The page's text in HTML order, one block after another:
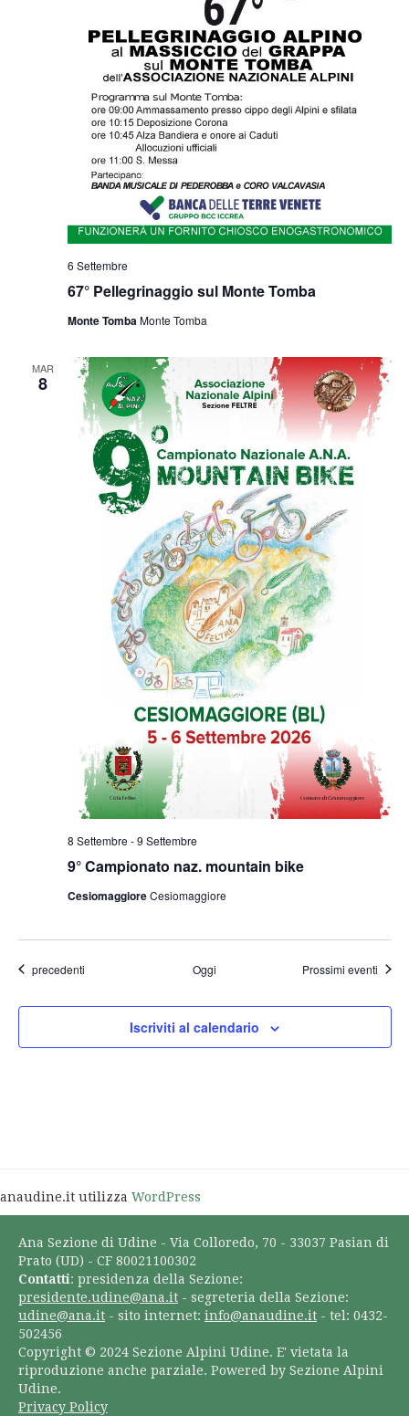
67° Pellegrinaggio sul Monte Tomba
6 Settembre
Monte TombaMonte Tomba
MAR
8
9° Campionato naz. mountain bike
8 Settembre -9 Settembre
CesiomaggioreCesiomaggiore
Eventi
precedenti Oggi Prossimi eventi
Iscriviti al calendario
anaudine.it utilizza WordPress
Ana Sezione di Udine - Via Colloredo, 70 - 33037 Pasian di
Prato (UD) - CF 80021100302
Contatti: presidenza della Sezione:
presidente.udine@ana.it - segreteria della Sezione:
udine@ana.it - sito internet: info@anaudine.it - tel: 0432-
502456
Copyright © 2024 Sezione Alpini Udine. E' vietata la
riproduzione anche parziale. Powered by Sezione Alpini
Udine.
Privacy Policy